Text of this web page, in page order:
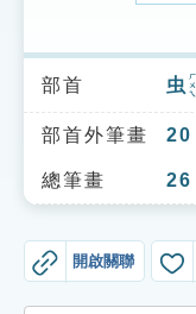
索引選單
知識索引
單字索引
遊戲專區
部首 虫 ㄏㄨㄟˇ
部首外筆畫 20
總筆畫 26
開啟關聯